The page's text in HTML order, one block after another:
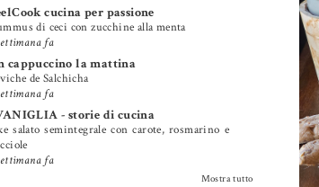
cucina per passione
di ceci con zucchine alla menta
fa
cappuccino la mattina
de Salchicha
fa
- storie di cucina
salato semintegrale con carote, rosmarino e
fa
Mostra tutto